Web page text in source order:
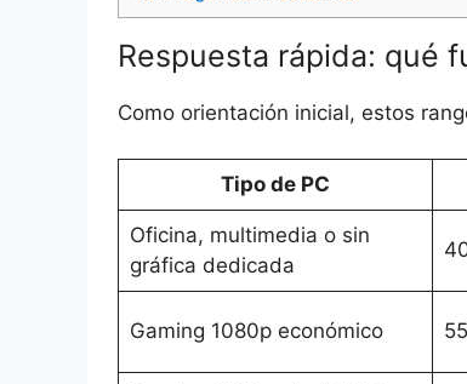
Respuesta rápida: qué
Como orientación inicial, estos
Tipo de PC
Oficina, multimedia o sin
gráfica dedicada
Gaming 1080p económico